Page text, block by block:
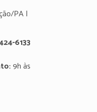
PA |
6133
9h às